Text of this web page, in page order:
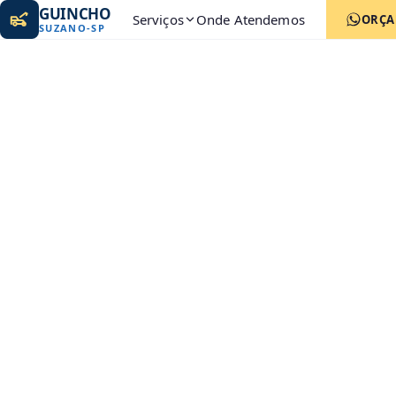
GUINCHO
SUZANO-SP Serviços Onde Atendemos